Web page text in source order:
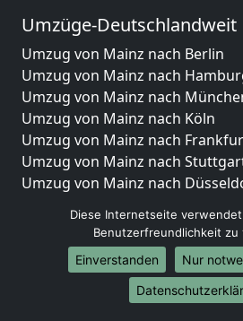
Umzüge-Deutschlandweit
Umzug von Mainz nach Berlin
Umzug von Mainz nach
Umzug von Mainz nach
Umzug von Mainz nach Köln
Umzug von Mainz nach
Umzug von Mainz nach
Umzug von Mainz nach
Umzug von Mainz nach
Umzug von Mainz nach Essen
Umzug von Mainz nach Bremen
Umzug von Mainz nach Dresden
Diese Internetseite
Benutzerfreundlichkeit zu
Einverstanden
Nur